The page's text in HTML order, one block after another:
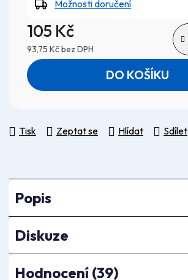
Možnosti doručení
105 Kč
93,75 Kč bez DPH
Měrná cena: DO KOŠÍKU
Tisk Zeptat se Hlídat Sdílet
Popis
Diskuze
Hodnocení (39)